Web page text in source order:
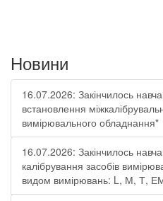
Новини
16.07.2026: Закінчилось
встановлення
вимірювального обладнання"
16.07.2026: Закінчилось
калібрування засобів
видом вимірювань: L, М, Т,